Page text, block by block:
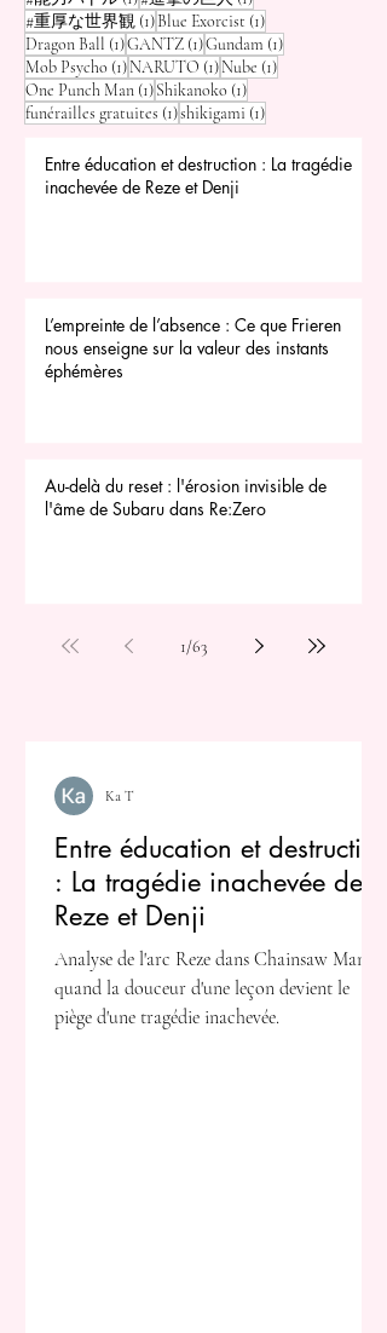
#重厚な世界観 (1)1 post
Blue Exorcist (1)1 post
Dragon Ball (1)1 post
GANTZ (1)1 post
Gundam (1)1 post
Mob Psycho (1)1 post
NARUTO (1)1 post
Nube (1)1 post
One Punch Man (1)1 post
Shikanoko (1)1 post
funérailles gratuites (1)1 post
shikigami (1)1 post
Entre éducation et destruction : La tragédie
inachevée de Reze et Denji
L’empreinte de l’absence : Ce que Frieren
nous enseigne sur la valeur des instants
éphémères
Au-delà du reset : l'érosion invisible de
l'âme de Subaru dans Re:Zero
1/63
Entre éducation et destruction
: La tragédie inachevée de
Reze et Denji
Analyse de l'arc Reze dans Chainsaw Man :
quand la douceur d'une leçon devient le
piège d'une tragédie inachevée.
Ka T